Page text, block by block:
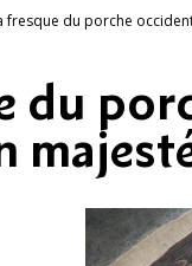
fresque du porche
du